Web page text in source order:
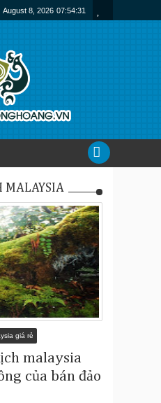
August 8, 2026 07:54:32
MALAYSIA
giá rẻ
malaysia
của bán đảo